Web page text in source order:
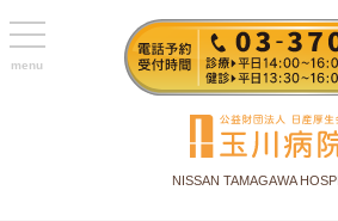
NISSAN TAMAGAWA
toggle
navigation